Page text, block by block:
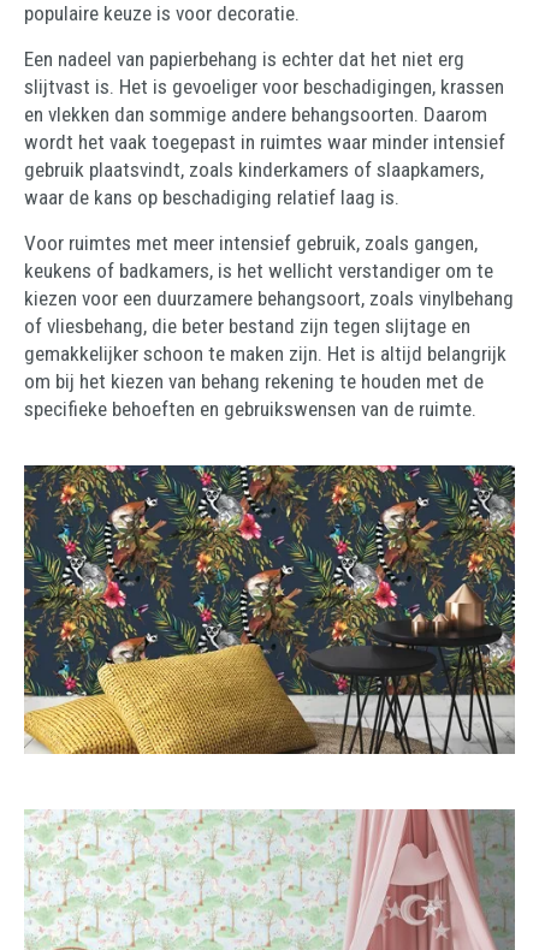
populaire keuze is voor decoratie.
Een nadeel van papierbehang is echter dat het niet erg
slijtvast is. Het is gevoeliger voor beschadigingen, krassen
en vlekken dan sommige andere behangsoorten. Daarom
wordt het vaak toegepast in ruimtes waar minder intensief
gebruik plaatsvindt, zoals kinderkamers of slaapkamers,
waar de kans op beschadiging relatief laag is.
Voor ruimtes met meer intensief gebruik, zoals gangen,
keukens of badkamers, is het wellicht verstandiger om te
kiezen voor een duurzamere behangsoort, zoals vinylbehang
of vliesbehang, die beter bestand zijn tegen slijtage en
gemakkelijker schoon te maken zijn. Het is altijd belangrijk
om bij het kiezen van behang rekening te houden met de
specifieke behoeften en gebruikswensen van de ruimte.